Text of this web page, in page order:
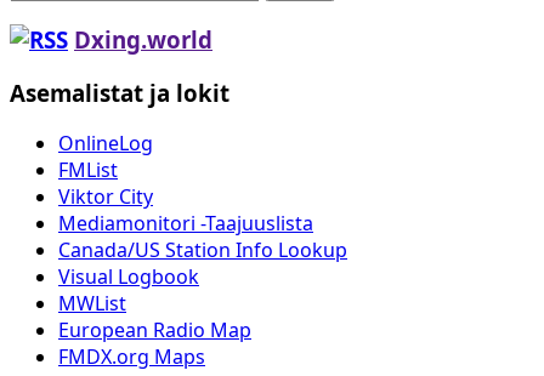
Dxing.world
Asemalistat ja lokit
OnlineLog
FMList
Viktor City
Mediamonitori -Taajuuslista
Canada/US Station Info Lookup
Visual Logbook
MWList
European Radio Map
FMDX.org Maps